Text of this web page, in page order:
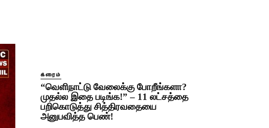
க்ரைம்
“வெளிநாட்டு வேலைக்கு போறீங்களா?
முதல்ல இதை படிங்க!” – 11 லட்சத்தை
பறிகொடுத்து சித்திரவதையை
அனுபவித்த பெண்!